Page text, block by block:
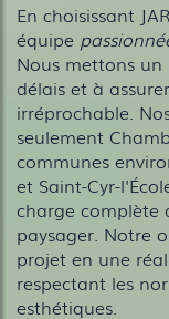
En choisissant
équipe
Nous mettons
délais et à
irréprochable.
seulement
communes
et Saint-Cyr-
charge complète
paysager. Notre
projet en une
respectant les
esthétiques.